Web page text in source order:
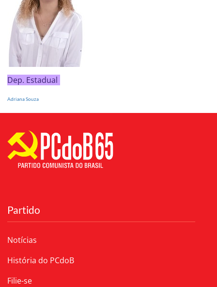
Dep. Estadual
Adriana Souza
Partido
Notícias
História do PCdoB
Filie-se